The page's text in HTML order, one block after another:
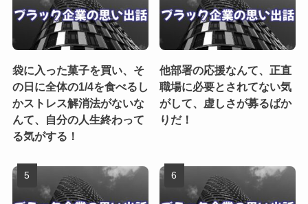
袋に入った菓子を買い、そ
の日に全体の1/4を食べるし
かストレス解消法がないな
んて、自分の人生終わって
る気がする！
他部署の応援なんて、正直
職場に必要とされてない気
がして、虚しさが募るばか
りだ！